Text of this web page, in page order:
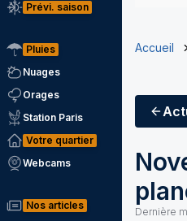
Prévi. saison
Pluies
Nuages
Orages
Station Paris
Votre quartier
Webcams
Nos articles
Accueil
Dernière